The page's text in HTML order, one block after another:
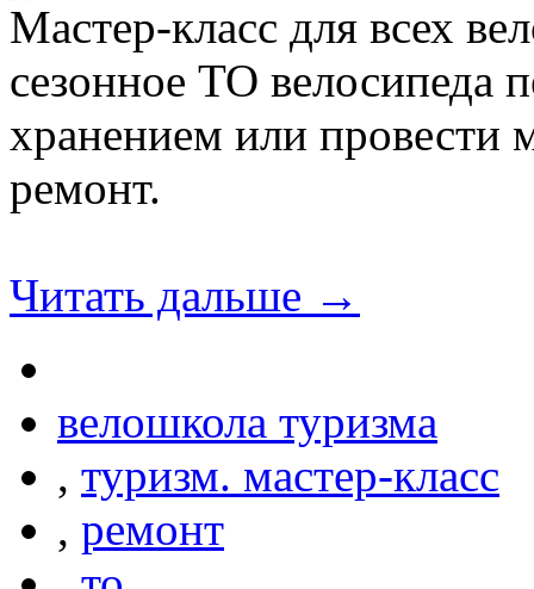
Мастер-класс для всех
сезонное ТО велосипеда
хранением или провести
ремонт.
Читать дальше →
велошкола туризма
, туризм. мастер-класс
, ремонт